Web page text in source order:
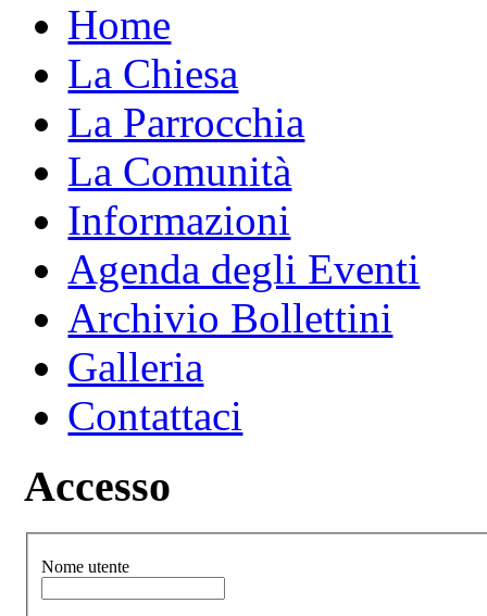
Home
La Chiesa
La Parrocchia
La Comunità
Informazioni
Agenda degli Eventi
Archivio Bollettini
Galleria
Contattaci
Accesso
Nome utente